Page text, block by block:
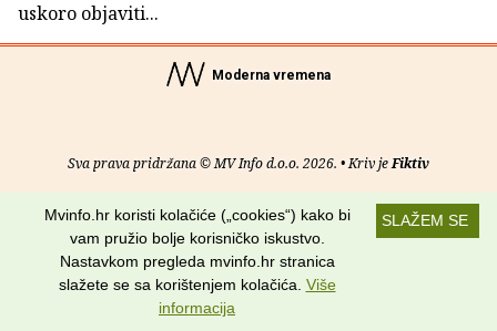
uskoro objaviti...
Moderna vremena
Sva prava pridržana © MV Info d.o.o. 2026. • Kriv jeFiktiv
O nama • Pomoć• Uvjeti korištenja• RSS kanali
Potraži nas na:
SLAŽEM SE
Mvinfo.hr koristi kolačiće („cookies“) kako bi
vam pružio bolje korisničko iskustvo.
Nastavkom pregleda mvinfo.hr stranica
slažete se sa korištenjem kolačića. Više
informacija